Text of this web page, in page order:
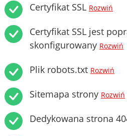
Certyfikat SSL Rozwiń
Certyfikat SSL jest
skonfigurowany Rozwiń
Plik robots.txt Rozwiń
Sitemapa strony Rozwiń
Dedykowana strona